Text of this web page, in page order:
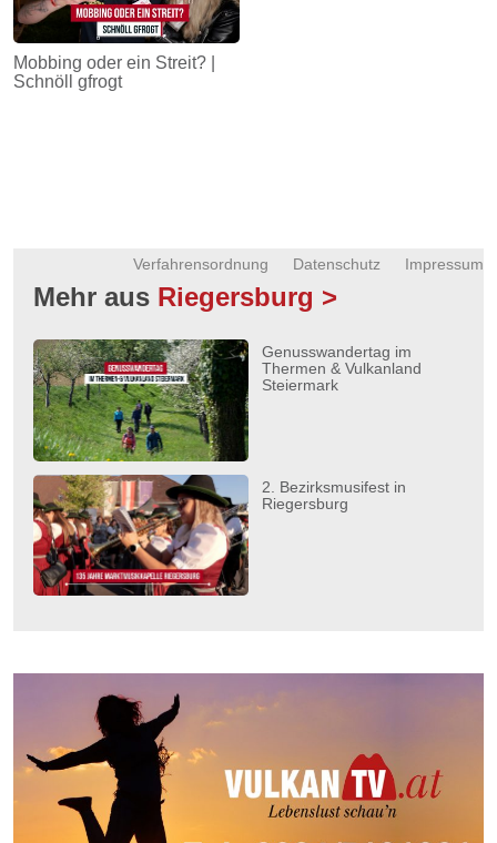
Mobbing oder ein Streit? |
Schnöll gfrogt
Impressum
Datenschutz
Verfahrensordnung
Mehr aus Riegersburg >
Genusswandertag im
Thermen & Vulkanland
Steiermark
2. Bezirksmusifest in
Riegersburg